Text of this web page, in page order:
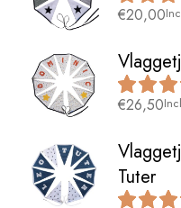
€20,00
€26,50
Tuter